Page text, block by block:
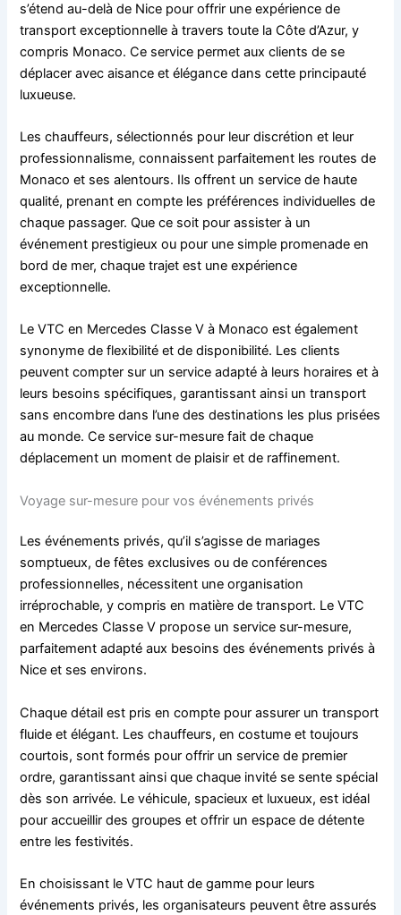
s’étend au-delà de Nice pour offrir une expérience de
transport exceptionnelle à travers toute la Côte d’Azur, y
compris Monaco. Ce service permet aux clients de se
déplacer avec aisance et élégance dans cette principauté
luxueuse.
Les chauffeurs, sélectionnés pour leur discrétion et leur
professionnalisme, connaissent parfaitement les routes de
Monaco et ses alentours. Ils offrent un service de haute
qualité, prenant en compte les préférences individuelles de
chaque passager. Que ce soit pour assister à un
événement prestigieux ou pour une simple promenade en
bord de mer, chaque trajet est une expérience
exceptionnelle.
Le VTC en Mercedes Classe V à Monaco est également
synonyme de flexibilité et de disponibilité. Les clients
peuvent compter sur un service adapté à leurs horaires et à
leurs besoins spécifiques, garantissant ainsi un transport
sans encombre dans l’une des destinations les plus prisées
au monde. Ce service sur-mesure fait de chaque
déplacement un moment de plaisir et de raffinement.
Voyage sur-mesure pour vos événements privés
Les événements privés, qu’il s’agisse de mariages
somptueux, de fêtes exclusives ou de conférences
professionnelles, nécessitent une organisation
irréprochable, y compris en matière de transport. Le VTC
en Mercedes Classe V propose un service sur-mesure,
parfaitement adapté aux besoins des événements privés à
Nice et ses environs.
Chaque détail est pris en compte pour assurer un transport
fluide et élégant. Les chauffeurs, en costume et toujours
courtois, sont formés pour offrir un service de premier
ordre, garantissant ainsi que chaque invité se sente spécial
dès son arrivée. Le véhicule, spacieux et luxueux, est idéal
pour accueillir des groupes et offrir un espace de détente
entre les festivités.
En choisissant le VTC haut de gamme pour leurs
événements privés, les organisateurs peuvent être assurés